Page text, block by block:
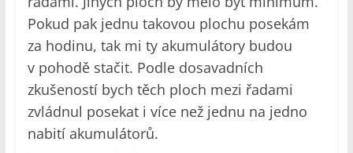
Pokud pak jednu takovou plochu posekám
za hodinu, tak mi ty akumulátory budou
v pohodě stačit. Podle dosavadních
zkušeností bych těch ploch mezi řadami
zvládnul posekat i více než jednu na jedno
nabití akumulátorů.